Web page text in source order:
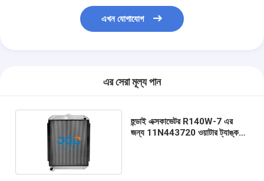
এখন যোগাযোগ
এর সেরা মূল্য পান
হুন্ডাই এক্সকাভেটর R140W-7 এর
জন্য 11N443720 ওয়াটার ট্যাঙ্ক